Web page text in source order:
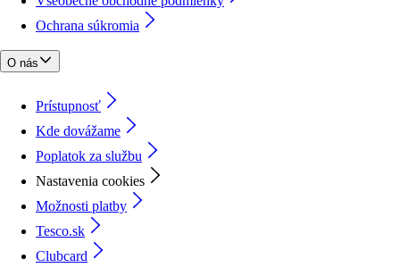
Ochrana súkromia
O nás
Prístupnosť
Kde dovážame
Poplatok za službu
Nastavenia cookies
Možnosti platby
Tesco.sk
Clubcard